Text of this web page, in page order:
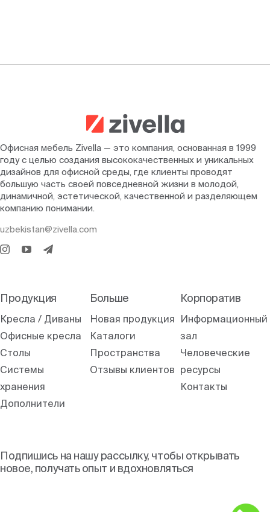
Офисная мебель Zivella — это компания, основанная в 1999
году с целью создания высококачественных и уникальных
дизайнов для офисной среды, где клиенты проводят
большую часть своей повседневной жизни в молодой,
динамичной, эстетической, качественной и разделяющем
компанию понимании.
uzbekistan@zivella.com
Продукция
Кресла / Диваны
Офисные кресла
Столы
Системы
хранения
Дополнители
Больше
Новая продукция
Каталоги
Пространства
Отзывы клиентов
Корпоратив
Информационный
зал
Человеческие
ресурсы
Контакты
Подпишись на нашу рассылку, чтобы открывать
новое, получать опыт и вдохновляться